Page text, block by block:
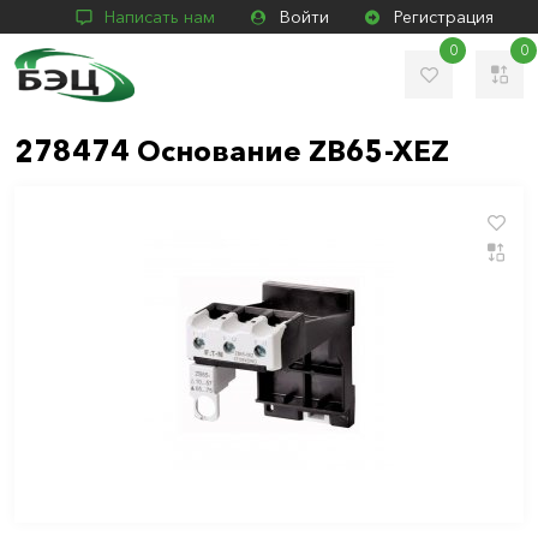
Написать нам Войти Регистрация
0 0
278474 Основание ZB65-XEZ